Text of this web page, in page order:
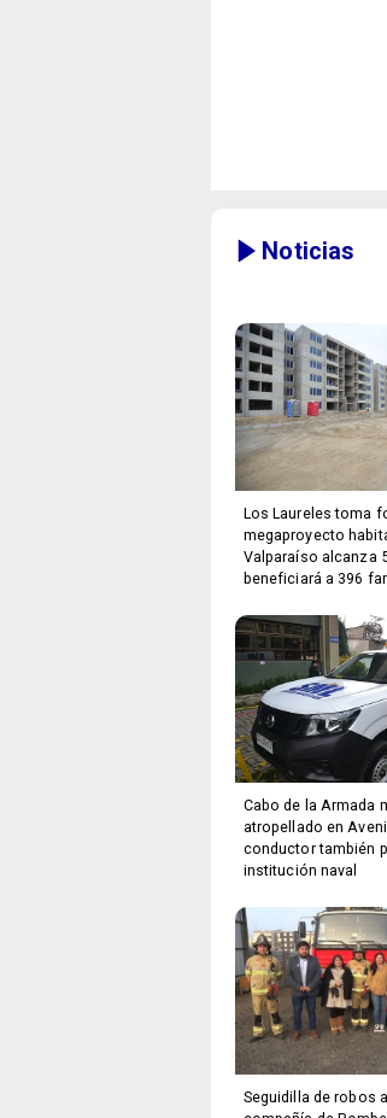
Noticias
Los Laureles toma
megaproyecto
Valparaíso alcanza
beneficiará a 396
Cabo de la Armada
atropellado en
conductor también
institución naval
Seguidilla de robos